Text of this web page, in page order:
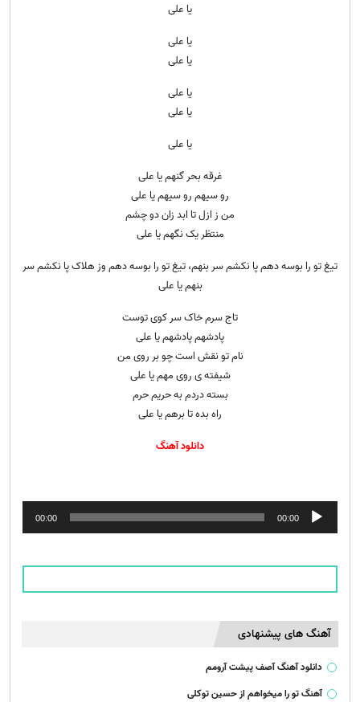
یا علی
یا علی
یا علی
یا علی
یا علی
یا علی
غرقه بحر گنهم یا علی
رو سیهم رو سیهم یا علی
من ز ازل تا ابد زان دو چشم
منتظر یک نگهم یا علی
تیغ تو را بوسه دهم پا نکشم سر بنهم، تیغ تو را بوسه دهم وز هلاک پا نکشم سر
بنهم یا علی
تاج سرم خاک سر کوی توست
پادشهم پادشهم یا علی
نام تو نقش است چو بر روی من
شیفته ی روی مهم یا علی
بسته دردم به حریم حرم
راه بده تا برهم یا علی
دانلود آهنگ
پخش‌کننده
صوت
00:00
00:00
آهنگ های پیشنهادی
دانلود آهنگ آصف پیشت آرومم
آهنگ تو را میخواهم از حسین توکلی